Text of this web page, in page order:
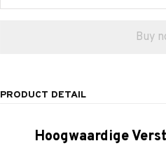
Buy
PRODUCT DETAIL
Hoogwaardige